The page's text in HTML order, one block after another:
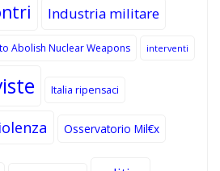
Industria militare
Abolish Nuclear Weapons interventi
Italia ripensaci
Osservatorio Mil€x